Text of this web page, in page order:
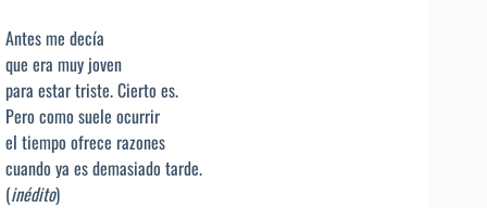
Antes me decía
que era muy joven
para estar triste. Cierto es.
Pero como suele ocurrir
el tiempo ofrece razones
cuando ya es demasiado tarde.
(inédito)